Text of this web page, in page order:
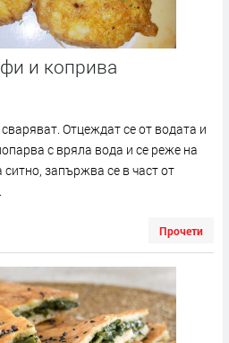
и коприва
Отцеждат се от водата и
с вряла вода и се реже на
запържва се в част от
Прочети